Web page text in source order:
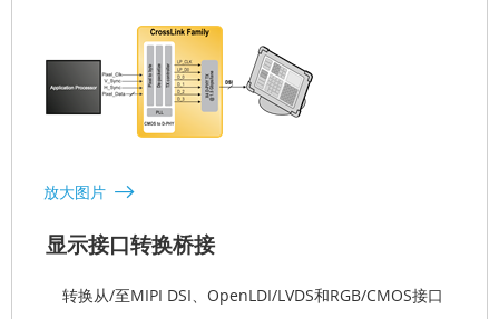
放大图片
显示接口转换桥接
转换从/至MIPI DSI、OpenLDI/LVDS和RGB/CMOS接口